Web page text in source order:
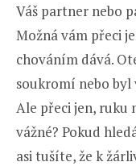
Váš partner nebo
Možná vám přeci
chováním dává.
soukromí nebo
Ale přeci jen, ruku
vážné? Pokud
asi tušíte, že k